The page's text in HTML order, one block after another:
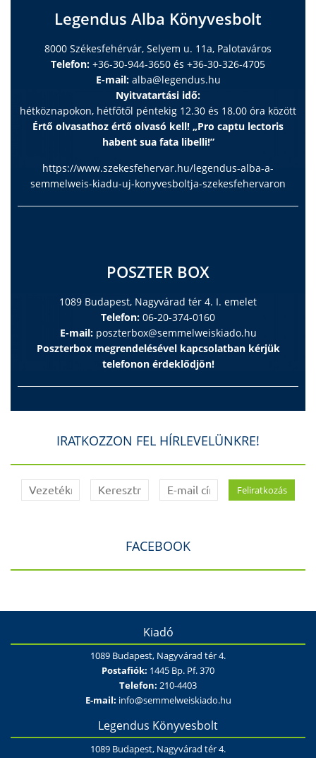
Legendus Alba Könyvesbolt
8000 Székesfehérvár, Selyem u. 11a, Palotaváros
Telefon: +36-30-944-3650 és +36-30-326-4705
E-mail: alba@legendus.hu
Nyitvatartási idő:
hétköznapokon, hétfőtől péntekig 12.30 és 18.00 óra között
Értő olvasathoz értő olvasó kell! „Pro captu lectoris
habent sua fata libelli!”
https://www.szekesfehervar.hu/legendus-alba-a-
semmelweis-kiadu-uj-konyvesboltja-szekesfehervaron
POSZTER BOX
1089 Budapest, Nagyvárad tér 4. I. emelet
Telefon: 06-20-374-0160
E-mail: poszterbox@semmelweiskiado.hu
Poszterbox megrendelésével kapcsolatban kérjük
telefonon érdeklődjön!
IRATKOZZON FEL HÍRLEVELÜNKRE!
FACEBOOK
Kiadó
1089 Budapest, Nagyvárad tér 4.
Postafiók: 1445 Bp. Pf. 370
Telefon: 210-4403
E-mail: info@semmelweiskiado.hu
Legendus Könyvesbolt
1089 Budapest, Nagyvárad tér 4.